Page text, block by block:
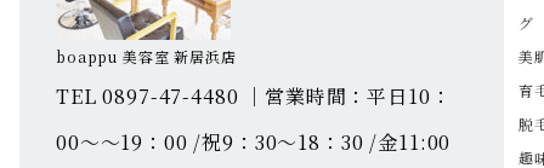
boappu 美容室 新居浜店
TEL 0897-47-4480 ｜営業時間：平日10：
00～～19：00 /祝9：30～18：30 /金11:00
グ
美
育
脱
趣